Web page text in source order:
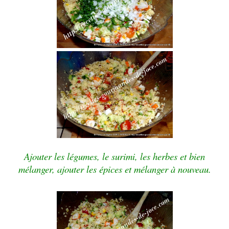
Ajouter les légumes, le surimi, les herbes et bien
mélanger, ajouter les épices et mélanger à nouveau.